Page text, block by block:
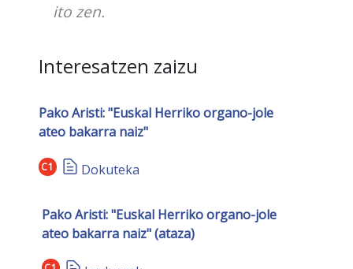
ito zen.
Interesatzen zaizu
Pako Aristi: "Euskal Herriko organo-jole
ateo bakarra naiz"
C1 Dokuteka
Pako Aristi: "Euskal Herriko organo-jole
ateo bakarra naiz" (ataza)